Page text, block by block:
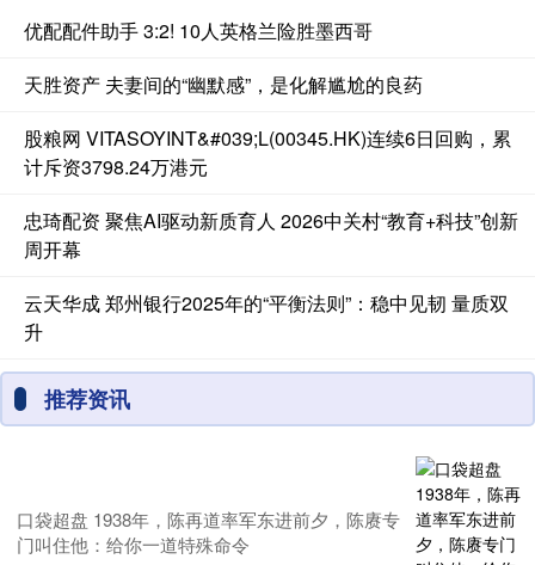
优配配件助手 3:2! 10人英格兰险胜墨西哥
天胜资产 夫妻间的“幽默感”，是化解尴尬的良药
股粮网 VITASOYINT&#039;L(00345.HK)连续6日回购，累
计斥资3798.24万港元
忠琦配资 聚焦AI驱动新质育人 2026中关村“教育+科技”创新
周开幕
云天华成 郑州银行2025年的“平衡法则”：稳中见韧 量质双
升
推荐资讯
口袋超盘 1938年，陈再道率军东进前夕，陈赓专
门叫住他：给你一道特殊命令